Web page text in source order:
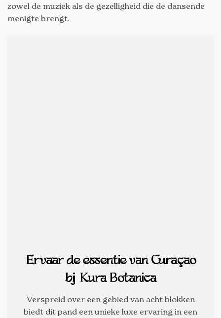
zowel de muziek als de gezelligheid die de dansende
menigte brengt.
Ervaar de essentie van Curaçao
bij Kura Botanica
Verspreid over een gebied van acht blokken
biedt dit pand een unieke luxe ervaring in een